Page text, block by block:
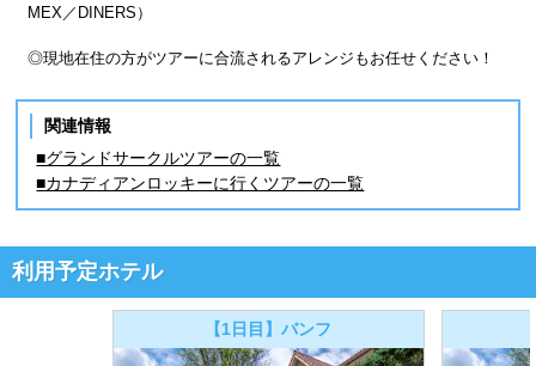
MEX／DINERS）
◎現地在住の方がツアーに合流されるアレンジもお任せください！
関連情報
■グランドサークルツアーの一覧
■カナディアンロッキーに行くツアーの一覧
利用予定ホテル
【1日目】バンフ